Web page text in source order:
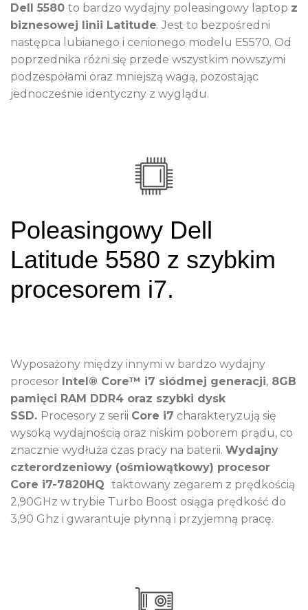
Dell 5580 to bardzo wydajny poleasingowy laptop z
biznesowej linii Latitude. Jest to bezpośredni
następca lubianego i cenionego modelu E5570. Od
poprzednika różni się przede wszystkim nowszymi
podzespołami oraz mniejszą wagą, pozostając
jednocześnie identyczny z wyglądu.
Poleasingowy Dell
Latitude 5580 z szybkim
procesorem i7.
Wyposażony między innymi w bardzo wydajny
procesor Intel® Core™ i7 siódmej generacji, 8GB
pamięci RAM DDR4 oraz szybki dysk
SSD. Procesory z serii Core i7 charakteryzują się
wysoką wydajnością oraz niskim poborem prądu, co
znacznie wydłuża czas pracy na baterii. Wydajny
czterordzeniowy (ośmiowątkowy) procesor
Core i7-7820HQ taktowany zegarem z prędkością
2,90GHz w trybie Turbo Boost osiąga prędkość do
3,90 Ghz i gwarantuje płynną i przyjemną pracę.